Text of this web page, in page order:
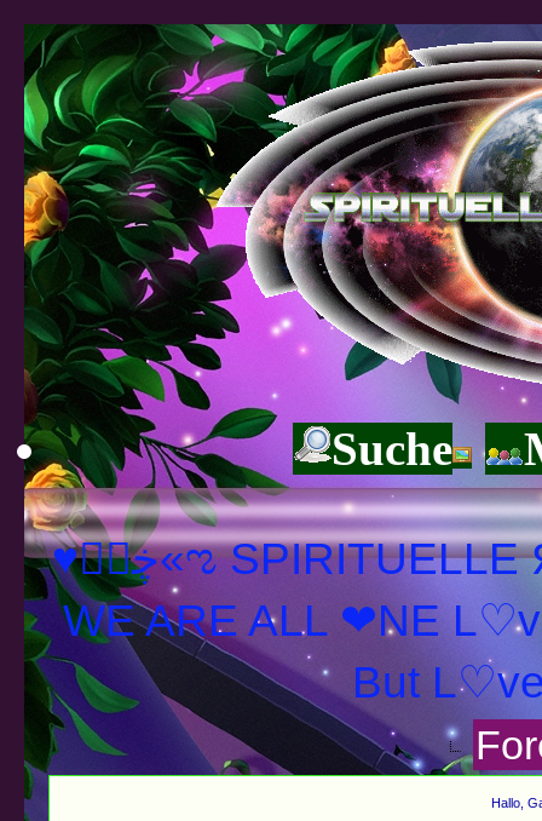
Suche
♥ڿڰۣ«ಌ SPIRITUELLE Я Ξ √ Ω L U T ↑ ☼ N - Forum -
WE ARE ALL ❤NE
Hallo,